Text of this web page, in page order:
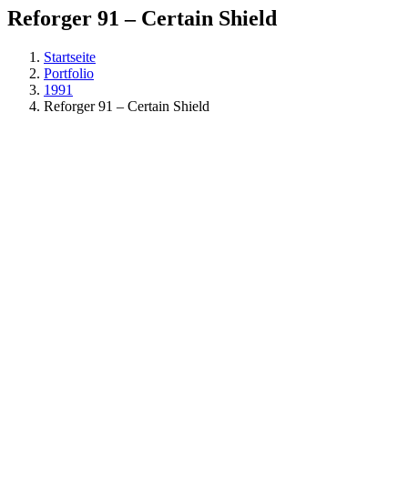
Reforger 91 – Certain Shield
Startseite
Portfolio
1991
Reforger 91 – Certain Shield